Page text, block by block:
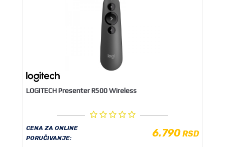
LOGITECH Presenter R500 Wireless
CENA ZA ONLINE
PORUČIVANJE:
6.790RSD